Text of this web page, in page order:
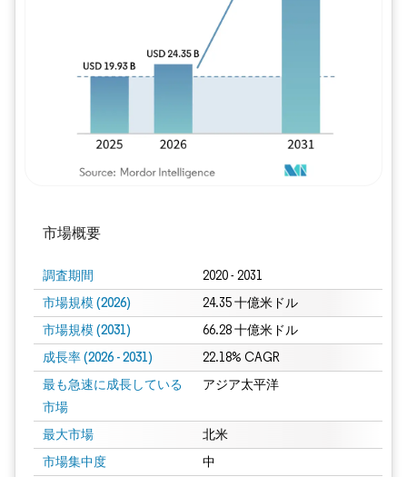
市場概要
調査期間 2020 - 2031
市場規模 (2026) 24.35 十億米ドル
市場規模 (2031) 66.28 十億米ドル
成長率 (2026 - 2031) 22.18% CAGR
最も急速に成長している
市場
アジア太平洋
最大市場 北米
市場集中度 中
画像 © Mordor Intelligence。再利用には